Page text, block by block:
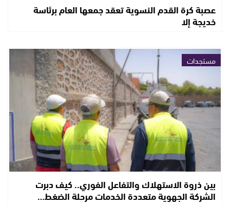
عصبة كرة القدم النسوية تعقد جمعها العام برئاسة
خديجة إلا
مستجدات
بين ذروة الاستهلاك والتفاعل الفوري.. كيف دبرت
الشركة الجهوية متعددة الخدمات مرحلة الضغط…